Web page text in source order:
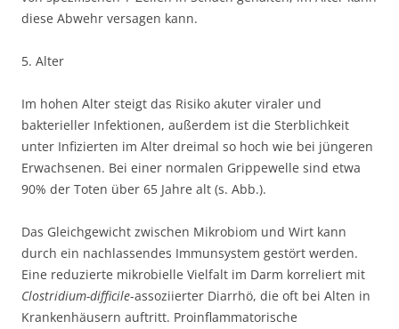
diese Abwehr versagen kann.
5. Alter
Im hohen Alter steigt das Risiko akuter viraler und
bakterieller Infektionen, außerdem ist die Sterblichkeit
unter Infizierten im Alter dreimal so hoch wie bei jüngeren
Erwachsenen. Bei einer normalen Grippewelle sind etwa
90% der Toten über 65 Jahre alt (s. Abb.).
Das Gleichgewicht zwischen Mikrobiom und Wirt kann
durch ein nachlassendes Immunsystem gestört werden.
Eine reduzierte mikrobielle Vielfalt im Darm korreliert mit
Clostridium-difficile-assoziierter Diarrhö, die oft bei Alten in
Krankenhäusern auftritt. Proinflammatorische